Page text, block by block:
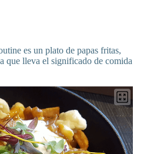
es un plato de papas fritas,
que lleva el significado de comida